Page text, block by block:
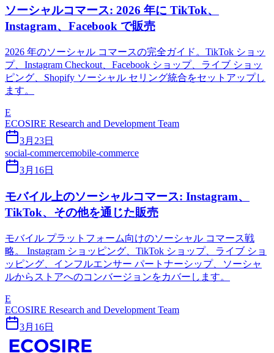
ソーシャルコマース: 2026 年に TikTok、
Instagram、Facebook で販売
2026 年のソーシャル コマースの完全ガイド。TikTok ショッ
プ、Instagram Checkout、Facebook ショップ、ライブ ショッ
ピング、Shopify ソーシャル セリング統合をセットアップし
ます。
E
ECOSIRE Research and Development Team
3月23日
social-commercemobile-commerce
3月16日
モバイル上のソーシャルコマース: Instagram、
TikTok、その他を通じた販売
モバイル プラットフォーム向けのソーシャル コマース戦
略。 Instagram ショッピング、TikTok ショップ、ライブ ショ
ッピング、インフルエンサー パートナーシップ、ソーシャ
ルからストアへのコンバージョンをカバーします。
E
ECOSIRE Research and Development Team
3月16日